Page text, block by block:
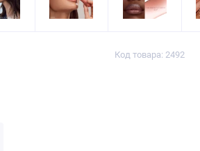
Код товара: 2492